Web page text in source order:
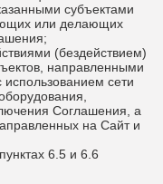
субъектами
или делающих
(бездействием)
направленными
сети
Соглашения, а
на Сайт и
6.5 и 6.6